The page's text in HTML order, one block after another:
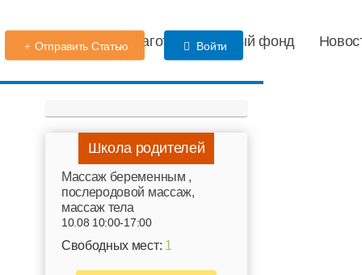
Детский сад Благотворительный фонд
Отправить Статью Войти
Школа родителей
Mассаж беременным ,
послеродовой массаж,
массаж тела
10.08 10:00-17:00
Свободных мест: 1